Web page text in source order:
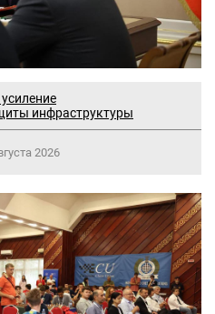
инфраструктуры
2026